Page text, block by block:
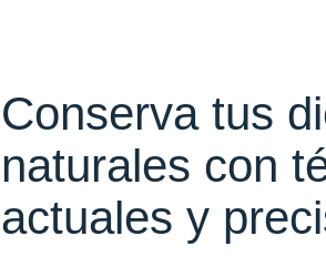
Conserva tus
naturales con
actuales y